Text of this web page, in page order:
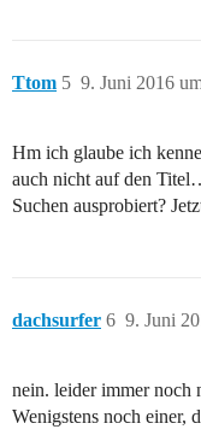
Ttom 9. Juni 2016
5
Hm ich glaube ich
auch nicht auf den
Suchen ausprobiert?
dachsurfer 9. Juni
6
nein. leider immer noch
Wenigstens noch einer,